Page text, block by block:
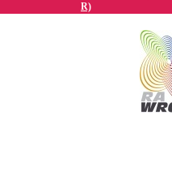
R)